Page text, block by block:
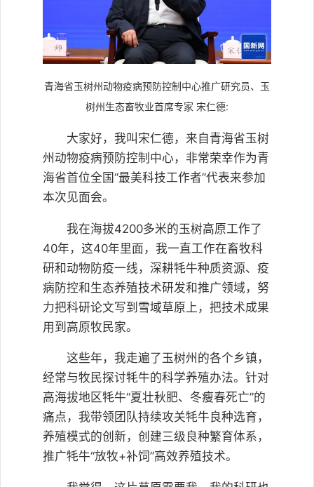
青海省玉树州动物疫病预防控制中心推广研究员、玉
树州生态畜牧业首席专家 宋仁德:
大家好，我叫宋仁德，来自青海省玉树
州动物疫病预防控制中心，非常荣幸作为青
海省首位全国“最美科技工作者”代表来参加
本次见面会。
我在海拔4200多米的玉树高原工作了
40年，这40年里面，我一直工作在畜牧科
研和动物防疫一线，深耕牦牛种质资源、疫
病防控和生态养殖技术研发和推广领域，努
力把科研论文写到雪域草原上，把技术成果
用到高原牧民家。
这些年，我走遍了玉树州的各个乡镇，
经常与牧民探讨牦牛的科学养殖办法。针对
高海拔地区牦牛“夏壮秋肥、冬瘦春死亡”的
痛点，我带领团队持续攻关牦牛良种选育，
养殖模式的创新，创建三级良种繁育体系，
推广牦牛“放牧+补饲”高效养殖技术。